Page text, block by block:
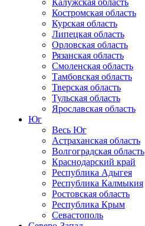
Калужская область
Костромская область
Курская область
Липецкая область
Орловская область
Рязанская область
Смоленская область
Тамбовская область
Тверская область
Тульская область
Ярославская область
Юг
Весь Юг
Астраханская область
Волгоградская область
Краснодарский край
Республика Адыгея
Республика Калмыкия
Ростовская область
Республика Крым
Севастополь